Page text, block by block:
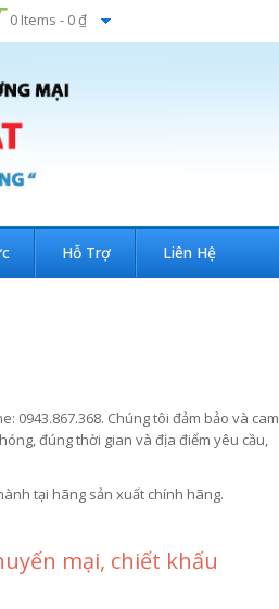
0 Items - 0 ₫
Hỗ Trợ Liên Hệ
Chúng tôi đảm bảo và cam
đúng thời gian và địa điểm yêu cầu,
tại hãng sản xuất chính hãng.
mại, chiết khấu